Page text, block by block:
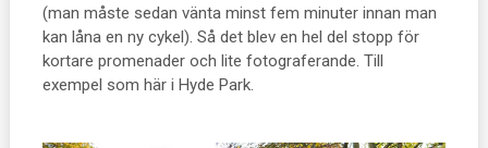
(man måste sedan vänta minst fem minuter innan man
kan låna en ny cykel). Så det blev en hel del stopp för
kortare promenader och lite fotograferande. Till
exempel som här i Hyde Park.